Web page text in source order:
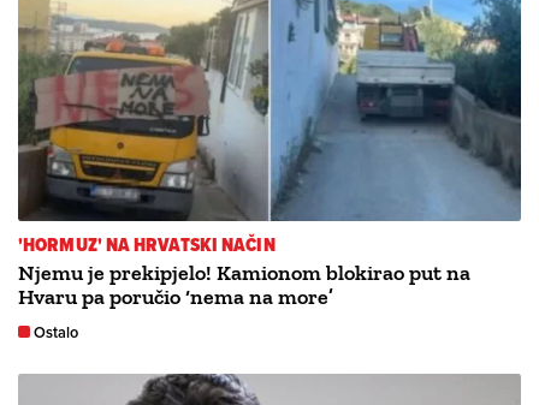
'HORMUZ' NA HRVATSKI NAČIN
Njemu je prekipjelo! Kamionom blokirao put na
Hvaru pa poručio ‘nema na more’
Ostalo